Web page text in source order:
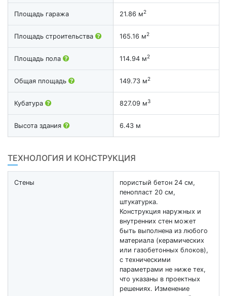
Площадь гаража 21.86 м2
Площадь строительства 165.16 м2
Площадь пола 114.94 м2
Общая площадь 149.73 м2
Кубатура 827.09 м3
Высота здания 6.43 м
ТЕХНОЛОГИЯ И КОНСТРУКЦИЯ
Стены
пористый бетон 24 см,
пенопласт 20 см,
штукатурка.
Конструкция наружных и
внутренних стен может
быть выполнена из любого
материала (керамических
или газобетонных блоков),
с техническими
параметрами не ниже тех,
что указаны в проектных
решениях. Изменение